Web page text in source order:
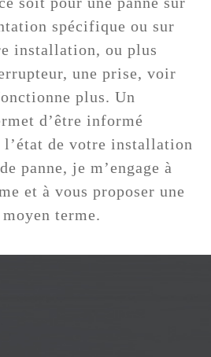
spécifique ou sur
installation, ou plus
une prise, voir
plus. Un
d’être informé
l’état de votre installation
panne, je m’engage à
et à vous proposer une
terme.